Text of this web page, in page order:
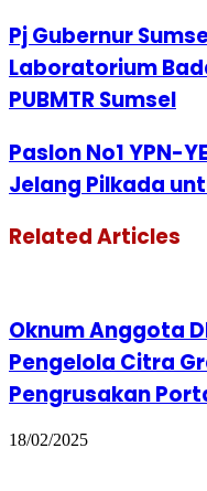
Pj Gubernur
Laboratorium
PUBMTR Sumsel
Paslon No1 YPN-
Jelang Pilkada
Related Articles
Oknum Anggota
Pengelola Citra
Pengrusakan
18/02/2025